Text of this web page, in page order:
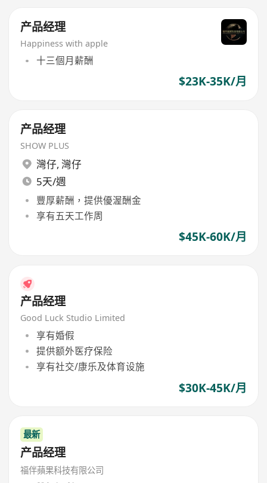
产品经理
Happiness with apple
十三個月薪酬
$23K-35K/月
产品经理
SHOW PLUS
灣仔, 灣仔
5天/週
豐厚薪酬，提供優渥酬金
享有五天工作周
$45K-60K/月
产品经理
Good Luck Studio Limited
享有婚假
提供额外医疗保险
享有社交/康乐及体育设施
$30K-45K/月
最新
产品经理
福伴蘋果科技有限公司